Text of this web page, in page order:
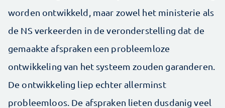
worden ontwikkeld, maar zowel het ministerie als
de NS verkeerden in de veronderstelling dat de
gemaakte afspraken een probleemloze
ontwikkeling van het systeem zouden garanderen.
De ontwikkeling liep echter allerminst
probleemloos. De afspraken lieten dusdanig veel